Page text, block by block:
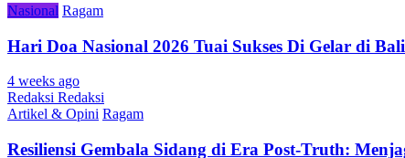
Nasional Ragam
Hari Doa Nasional 2026 Tuai Sukses Di Gelar di
4 weeks ago
Redaksi Redaksi
Artikel & Opini Ragam
Resiliensi Gembala Sidang di Era Post-Truth: